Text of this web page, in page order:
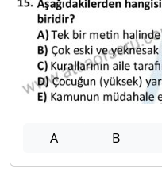
A B